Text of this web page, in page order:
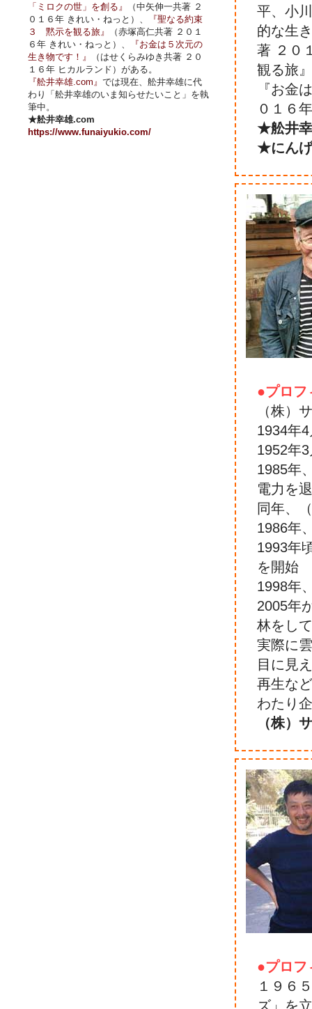
平、小
的な生
著 ２０
観る旅
『お金
０１６
★舩井
★にん
●プロフ
（株）
1934年
1952年
1985年
電力を
同年、
1986年
1993年
を開始
1998年
2005年
林をして
実際に
目に見
再生な
わたり
（株）
●プロフ
１９６
ズ」を
「ミロクの世」を創る』
（中矢伸一共著 ２
０１６年 きれい・ねっと）、
『聖なる約束
３ 黙示を観る旅』
（赤塚高仁共著 ２０１
６年 きれい・ねっと）、
『お金は５次元の
生き物です！』
（はせくらみゆき共著 ２０
１６年 ヒカルランド）がある。
『舩井幸雄.com』 では現在、舩井幸雄に代
わり「舩井幸雄のいま知らせたいこと」を執
筆中。
★舩井幸雄.com
https://www.funaiyukio.com/